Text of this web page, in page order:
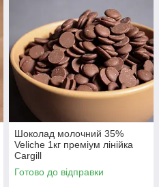
Шоколад молочний 35%
Veliche 1кг преміум лінійка
Cargill
Готово до відправки